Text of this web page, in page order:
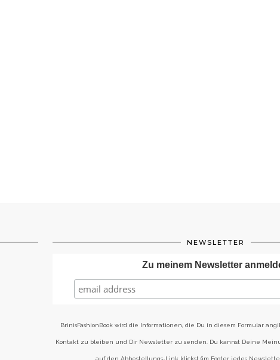
NEWSLETTER
Zu meinem Newsletter
BrinisFashionBook wird die Informationen, die Du in diesem Formular
Kontakt zu bleiben und Dir Newsletter zu senden. Du kannst Deine
auf den Abbestellungs-Link klickst (im Footer jedes